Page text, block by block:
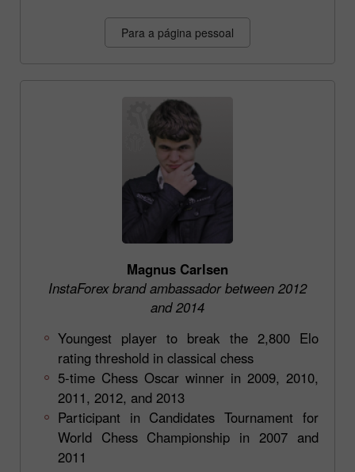
Para a página pessoal
Magnus Carlsen
InstaForex brand ambassador between 2012
and 2014
Youngest player to break the 2,800 Elo
rating threshold in classical chess
5-time Chess Oscar winner in 2009, 2010,
2011, 2012, and 2013
Participant in Candidates Tournament for
World Chess Championship in 2007 and
2011